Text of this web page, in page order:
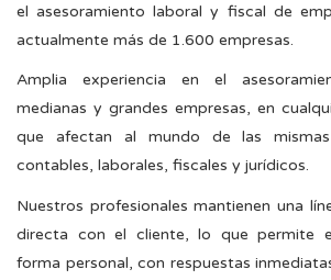
el asesoramiento laboral y fiscal de
actualmente más de 1.600 empresas.
Amplia experiencia en el
medianas y grandes empresas, en
que afectan al mundo de las
contables, laborales, fiscales y jurídicos.
Nuestros profesionales mantienen una
directa con el cliente, lo que permite
forma personal, con respuestas